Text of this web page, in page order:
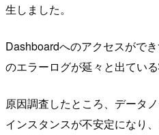
生しました。
Dashboardへのアクセスがで
のエラーログが延々と出ている
原因調査したところ、データ
インスタンスが不安定になり